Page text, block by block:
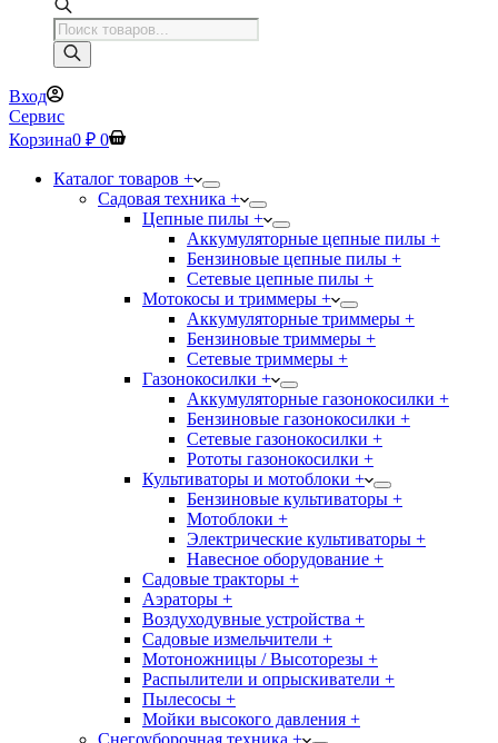
Поиск
товаров
Вход
Сервис
Корзина0 ₽ 0
Каталог товаров +
Садовая техника +
Цепные пилы +
Аккумуляторные цепные пилы +
Бензиновые цепные пилы +
Сетевые цепные пилы +
Мотокосы и триммеры +
Аккумуляторные триммеры +
Бензиновые триммеры +
Сетевые триммеры +
Газонокосилки +
Аккумуляторные газонокосилки +
Бензиновые газонокосилки +
Сетевые газонокосилки +
Рототы газонокосилки +
Культиваторы и мотоблоки +
Бензиновые культиваторы +
Мотоблоки +
Электрические культиваторы +
Навесное оборудование +
Садовые тракторы +
Аэраторы +
Воздуходувные устройства +
Садовые измельчители +
Мотоножницы / Высоторезы +
Распылители и опрыскиватели +
Пылесосы +
Мойки высокого давления +
Снегоуборочная техника +